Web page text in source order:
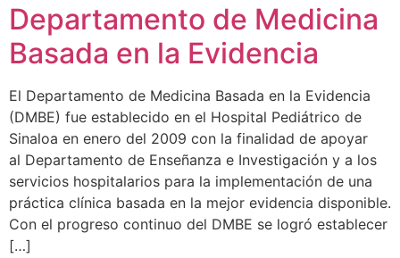
Departamento de Medicina
Basada en la Evidencia
El Departamento de Medicina Basada en la Evidencia
(DMBE) fue establecido en el Hospital Pediátrico de
Sinaloa en enero del 2009 con la finalidad de apoyar
al Departamento de Enseñanza e Investigación y a los
servicios hospitalarios para la implementación de una
práctica clínica basada en la mejor evidencia disponible.
Con el progreso continuo del DMBE se logró establecer
[…]